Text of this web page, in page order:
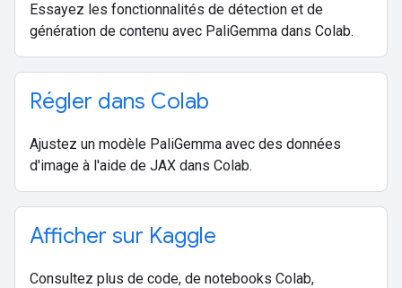
Essayez les fonctionnalités de détection et de
génération de contenu avec PaliGemma dans Colab.
Régler dans Colab
Ajustez un modèle PaliGemma avec des données
d'image à l'aide de JAX dans Colab.
Afficher sur Kaggle
Consultez plus de code, de notebooks Colab,